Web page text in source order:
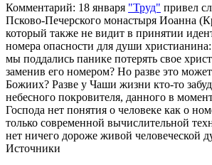
Комментарий: 18 января "Труд" привел
Псково-Печерского монастыря Иоанна
который также не видит в принятии
номера опасности для души
мы поддались панике потерять свое
заменив его номером? Но разве это
Божиих? Разве у Чаши жизни кто-то
небесного покровителя, данного в
Господа нет понятия о человеке как о
только современной вычислительной
нет ничего дороже живой человеческой
Источники